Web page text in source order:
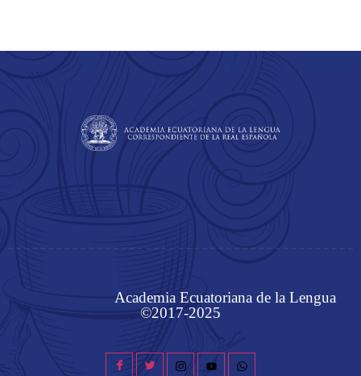
Academia Ecuatoriana de la Lengua
©2017-2025